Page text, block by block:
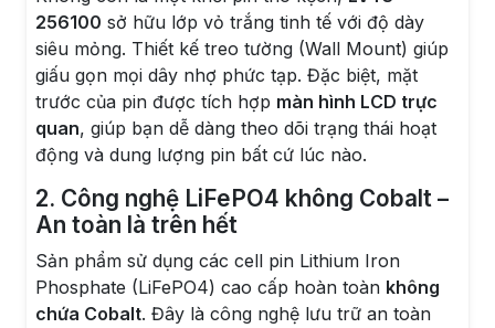
256100 sở hữu lớp vỏ trắng tinh tế với độ dày
siêu mỏng. Thiết kế treo tường (Wall Mount) giúp
giấu gọn mọi dây nhợ phức tạp. Đặc biệt, mặt
trước của pin được tích hợp màn hình LCD trực
quan, giúp bạn dễ dàng theo dõi trạng thái hoạt
động và dung lượng pin bất cứ lúc nào.
2. Công nghệ LiFePO4 không Cobalt –
An toàn là trên hết
Sản phẩm sử dụng các cell pin Lithium Iron
Phosphate (LiFePO4) cao cấp hoàn toàn không
chứa Cobalt. Đây là công nghệ lưu trữ an toàn